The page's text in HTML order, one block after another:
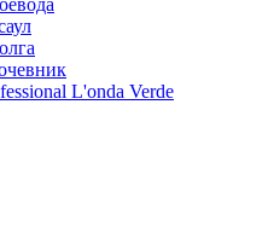
L'onda Verde